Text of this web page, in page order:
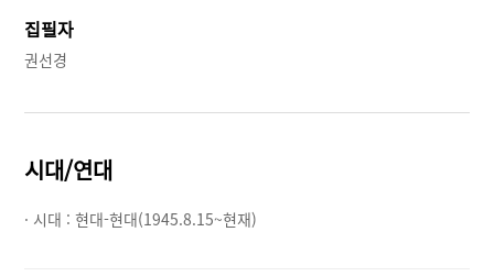
집필자
권선경
시대/연대
· 시대 :현대-현대(1945.8.15~현재)